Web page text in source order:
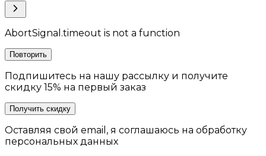
AbortSignal.timeout is not a function
Повторить
Подпишитесь на нашу рассылку и получите
скидку 15% на первый заказ
Получить скидку
Оставляя свой email, я соглашаюсь на обработку
персональных данных